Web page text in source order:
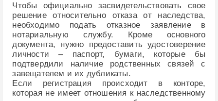
Чтобы официально засвидетельствовать свое
решение относительно отказа от наследства,
необходимо подать отказное заявление в
нотариальную службу. Кроме основного
документа, нужно предоставить удостоверение
личности – паспорт, бумаги, которые бы
подтвердили наличие родственных связей с
завещателем и их дубликаты.
Если регистрация происходит в конторе,
которая не имеет отношения к наследственному